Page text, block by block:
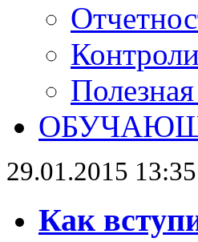
29.01.2015 13:35
Как